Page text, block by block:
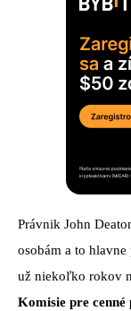
Právnik John
osobám a to
už niekoľko rokov
Komisie pre cenné